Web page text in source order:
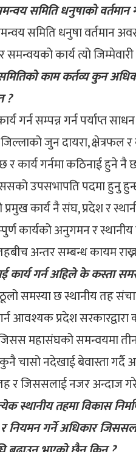
समिति धनुषाको
समिति धनुषा वर्तमान
कार्य त्यो जिम्मेवारी
काम कर्तव्य कुन
?
गर्न सम्पन्न गर्न पर्याप्त
जुन दायरा, क्षेत्रफल र
कार्य गर्नमा कठिनाई हुने नै
उपसभापति पदमा हुनु
कार्य नै संघ, प्रदेश र
कार्यको अनुगमन र
अन्तर सम्बन्ध कायम
कार्य गर्न अहिले के कस्ता
समस्या छ स्थानीय तह
आवश्यक प्रदेश सरकारद्वारा
महासंघको समन्वयमा
चासो नदेखाई बेवास्ता
र जिससलाई नजर अन्दाज
स्थानीय तहमा विकास
र नियमन गर्ने अधिकार